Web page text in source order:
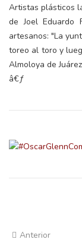
Artistas plásticos
de Joel Eduardo
artesanos: "La
toreo al toro y
Almoloya de
â€ƒ
Anterior